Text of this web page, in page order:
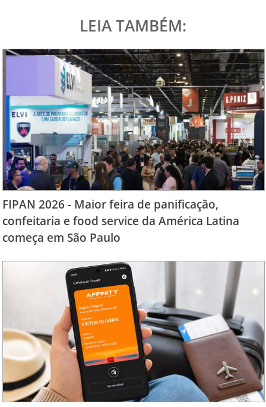
LEIA TAMBÉM:
FIPAN 2026 - Maior feira de panificação,
confeitaria e food service da América Latina
começa em São Paulo